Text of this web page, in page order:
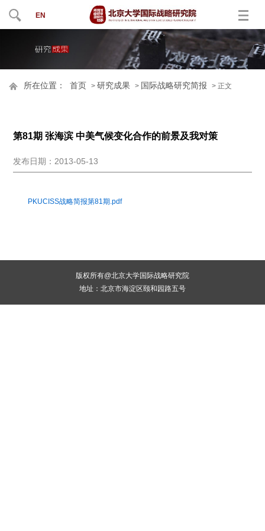
EN
所在位置： 首页 >研究成果 > 国际战略研究简报 > 正文
第81期 张海滨 中美气候变化合作的前景及我对策
发布日期：2013-05-13
PKUCISS战略简报第81期.pdf
版权所有@北京大学国际战略研究院
地址：北京市海淀区颐和园路五号